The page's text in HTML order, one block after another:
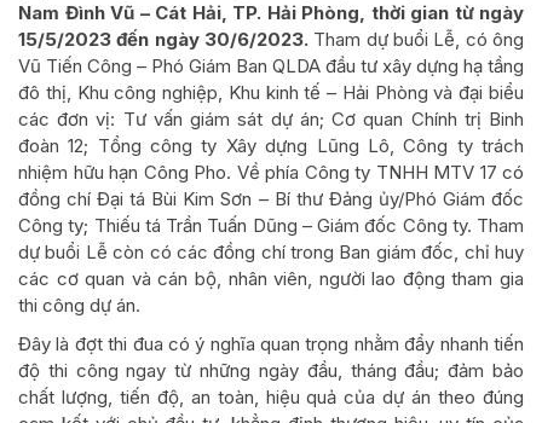
Nam Đình Vũ – Cát Hải, TP. Hải Phòng, thời gian từ ngày
15/5/2023 đến ngày 30/6/2023. Tham dự buổi Lễ, có ông
Vũ Tiến Công – Phó Giám Ban QLDA đầu tư xây dựng hạ tầng
đô thị, Khu công nghiệp, Khu kinh tế – Hải Phòng và đại biểu
các đơn vị: Tư vấn giám sát dự án; Cơ quan Chính trị Binh
đoàn 12; Tổng công ty Xây dựng Lũng Lô, Công ty trách
nhiệm hữu hạn Công Pho. Về phía Công ty TNHH MTV 17 có
đồng chí Đại tá Bùi Kim Sơn – Bí thư Đảng ủy/Phó Giám đốc
Công ty; Thiếu tá Trần Tuấn Dũng – Giám đốc Công ty. Tham
dự buổi Lễ còn có các đồng chí trong Ban giám đốc, chỉ huy
các cơ quan và cán bộ, nhân viên, người lao động tham gia
thi công dự án.
Đây là đợt thi đua có ý nghĩa quan trọng nhằm đẩy nhanh tiến
độ thi công ngay từ những ngày đầu, tháng đầu; đảm bảo
chất lượng, tiến độ, an toàn, hiệu quả của dự án theo đúng